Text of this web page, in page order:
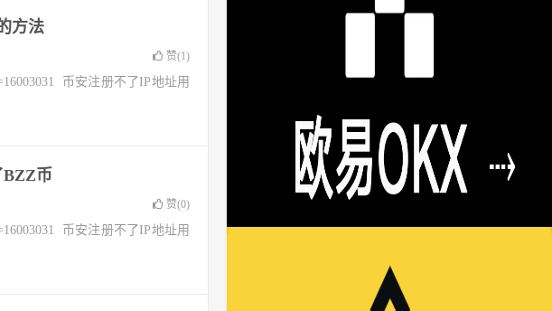
方法
赞(1)
币安注册不了IP地址用
BZZ币
赞(0)
币安注册不了IP地址用